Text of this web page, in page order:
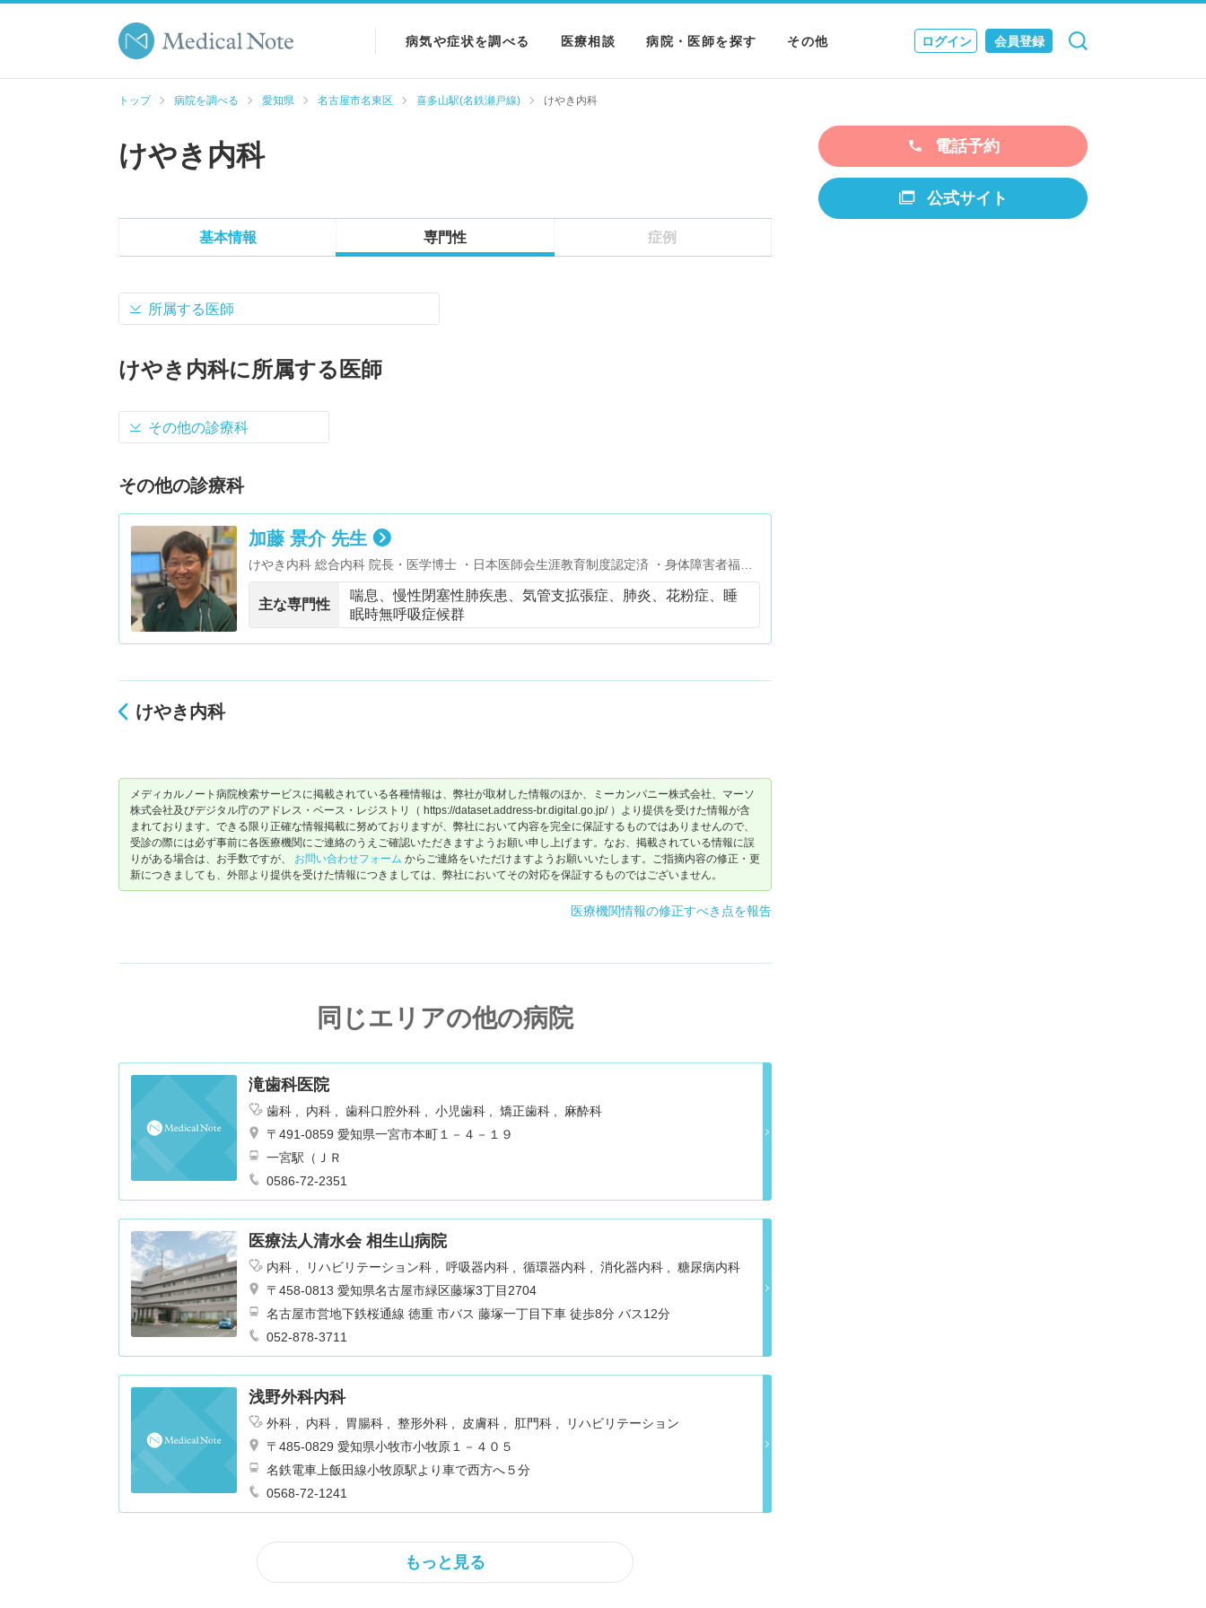
病気や症状を調べる 医療相談 病院・医師を探す その他
NEWS & JOURNAL
ログイン 会員登録
検索 キャンセル
トップ 病院を調べる 愛知県 名古屋市名東区 喜多山駅(名鉄瀬戸線) けやき内科
けやき内科
基本情報 専門性 症例
所属する医師
けやき内科に所属する医師
その他の診療科
その他の診療科
加藤 景介 先生
けやき内科 総合内科 院長・医学博士 ・日本医師会生涯教育制度認定済 ・身体障害者福祉
法第15条指定医師（呼吸器機能障害） ・名古屋市 難病指定医
主な専門性
喘息、慢性閉塞性肺疾患、気管支拡張症、肺炎、花粉症、睡
眠時無呼吸症候群
けやき内科
メディカルノート病院検索サービスに掲載されている各種情報は、弊社が取材した情報のほか、ミーカンパニー株式会社、マーソ
株式会社及びデジタル庁のアドレス・ベース・レジストリ（ https://dataset.address-br.digital.go.jp/ ）より提供を受けた情報が含
まれております。できる限り正確な情報掲載に努めておりますが、弊社において内容を完全に保証するものではありませんので、
受診の際には必ず事前に各医療機関にご連絡のうえご確認いただきますようお願い申し上げます。なお、掲載されている情報に誤
りがある場合は、お手数ですが、 お問い合わせフォーム からご連絡をいただけますようお願いいたします。ご指摘内容の修正・更
新につきましても、外部より提供を受けた情報につきましては、弊社においてその対応を保証するものではございません。
医療機関情報の修正すべき点を報告
同じエリアの他の病院
滝歯科医院
歯科 内科 歯科口腔外科 小児歯科 矯正歯科
麻酔科
〒491-0859 愛知県一宮市本町１－４－１９
一宮駅（ＪＲ
0586-72-2351
医療法人清水会 相生山病院
内科 リハビリテーション科 呼吸器内科 循環器内科 消化器内科
糖尿病内科
〒458-0813 愛知県名古屋市緑区藤塚3丁目2704
名古屋市営地下鉄桜通線 徳重 市バス 藤塚一丁目下車 徒歩8分 バス12分
052-878-3711
浅野外科内科
外科 内科 胃腸科 整形外科 皮膚科 肛門科
リハビリテーション
〒485-0829 愛知県小牧市小牧原１－４０５
名鉄電車上飯田線小牧原駅より車で西方へ５分
0568-72-1241
もっと見る
電話予約
公式サイト